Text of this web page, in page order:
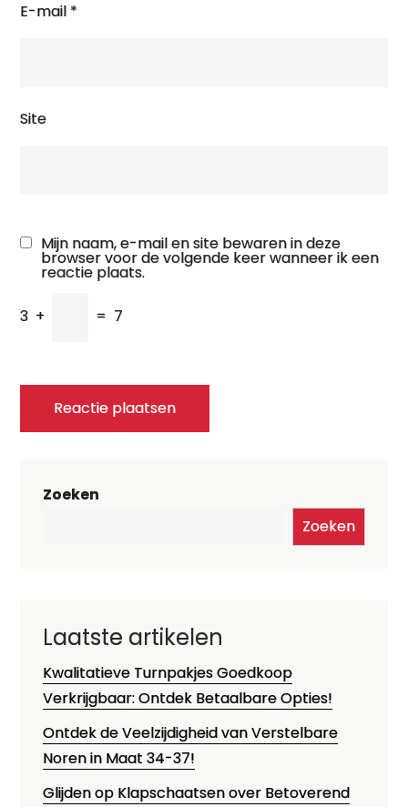
E-mail *
Site
Mijn naam, e-mail en site bewaren in deze
browser voor de volgende keer wanneer ik een
reactie plaats.
3 + = 7
Zoeken
Zoeken
Laatste artikelen
Kwalitatieve Turnpakjes Goedkoop
Verkrijgbaar: Ontdek Betaalbare Opties!
Ontdek de Veelzijdigheid van Verstelbare
Noren in Maat 34-37!
Glijden op Klapschaatsen over Betoverend